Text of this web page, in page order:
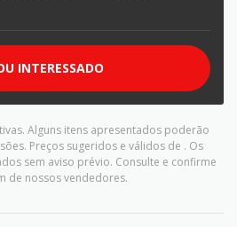
INTERESSADO
Alguns itens apresentados poderão
Preços sugeridos e válidos de . Os
sem aviso prévio. Consulte e confirme
de nossos vendedores.